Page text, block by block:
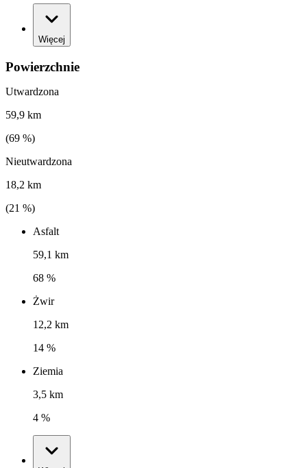
Więcej
Powierzchnie
Utwardzona
59,9 km
(69 %)
Nieutwardzona
18,2 km
(21 %)
Asfalt
59,1 km
68 %
Żwir
12,2 km
14 %
Ziemia
3,5 km
4 %